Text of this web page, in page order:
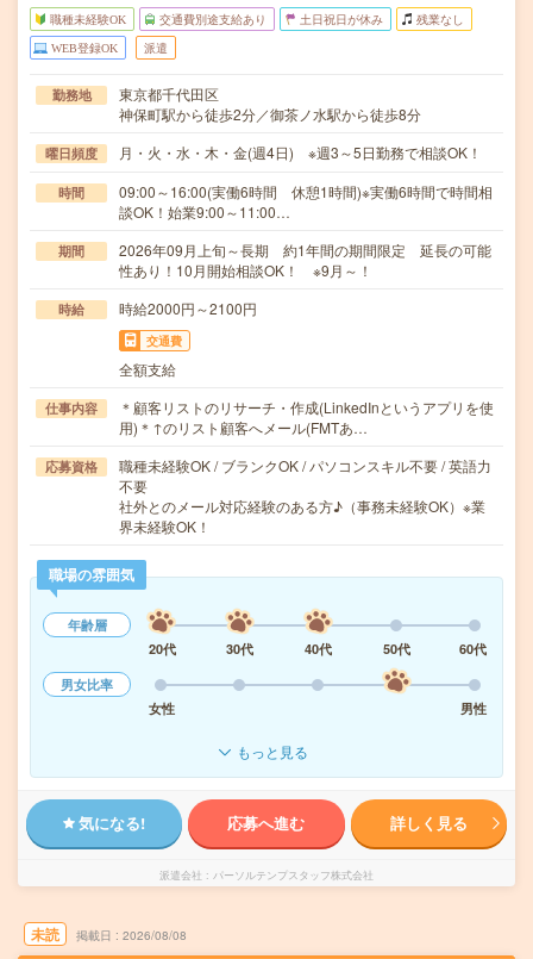
職種未経験OK 交通費別途支給あり 土日祝日が休み 残業なし
WEB登録OK 派遣
勤務地
東京都千代田区
神保町駅から徒歩2分／御茶ノ水駅から徒歩8分
曜日頻度 月・火・水・木・金(週4日) ※週3～5日勤務で相談OK！
時間
09:00～16:00(実働6時間 休憩1時間)※実働6時間で時間相
談OK！始業9:00～11:00…
期間
2026年09月上旬～長期 約1年間の期間限定 延長の可能
性あり！10月開始相談OK！ ※9月～！
時給 時給2000円～2100円
交通費
全額支給
仕事内容
＊顧客リストのリサーチ・作成(LinkedInというアプリを使
用)＊↑のリスト顧客へメール(FMTあ…
応募資格
職種未経験OK / ブランクOK / パソコンスキル不要 / 英語力
不要
社外とのメール対応経験のある方♪（事務未経験OK）※業
界未経験OK！
職場の雰囲気
年齢層
20代
30代 40代 50代
60代
男女比率
女性
男性
もっと見る
気になる! 応募へ進む 詳しく見る
派遣会社 パーソルテンプスタッフ株式会社
未読 掲載日 2026/08/08